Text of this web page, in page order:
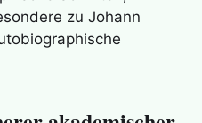
zu Johann